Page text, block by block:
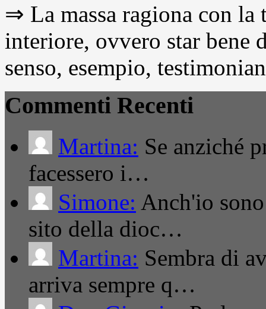
⇒ La massa ragiona con
interiore, ovvero star
senso, esempio,
Commenti Recenti
Martina: Se anziché
facessero i…
Simone: Anch'io
sito della dioc…
Martina: Sembra di
arriva sempre q…